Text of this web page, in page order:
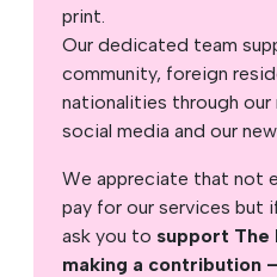
print.
Our dedicated team
community, foreign
nationalities through our
social media and our
We appreciate that not
pay for our services but
ask you to support The
making a contribution